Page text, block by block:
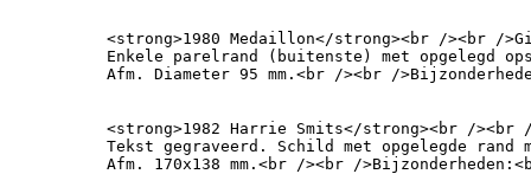
<strong>1980 Medaillon</strong><br /><br /
Enkele parelrand (buitenste) met opgelegd
Afm. Diameter 95 mm.<br /><br /
<strong>1982 Harrie Smits</strong><br /
Tekst gegraveerd. Schild met opgelegde
Afm. 170x138 mm.<br /><br /